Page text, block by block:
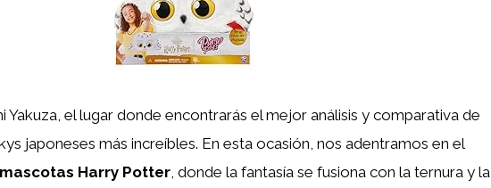
Yakuza, el lugar donde encontrarás el mejor análisis y comparativa de
japoneses más increíbles. En esta ocasión, nos adentramos en el
mascotas Harry Potter, donde la fantasía se fusiona con la ternura y la